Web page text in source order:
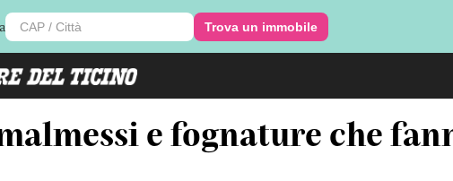
Trova un immobile
e fognature che